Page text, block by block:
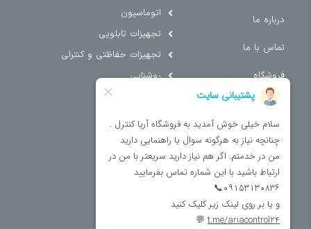
درباره ما
تماس با ما
فروشگاه
اتوماسیون
تجهیزات تابلویی
تجهیزات حفاظتی و کنترلی
روشنایی
فریم تابلو
سایر دسته بندی ها
خرید کلید اتومات
خرید کنتاکتور
خرید فیوز
مینیاتوری